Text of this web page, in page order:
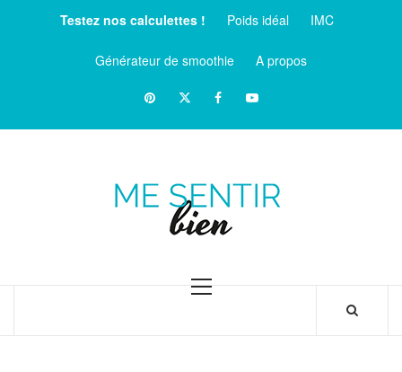
Testez nos calculettes ! Poids idéal IMC
Générateur de smoothie
A propos
PinterestTwitterfacebookYoutube
Menu